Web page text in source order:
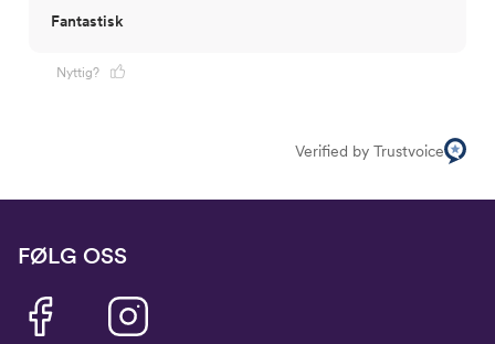
Fantastisk
Nyttig?
Verified by Trustvoice
FØLG OSS